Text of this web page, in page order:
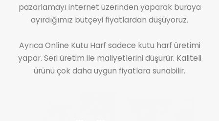
pazarlamayı internet üzerinden yaparak buraya
ayırdığımız bütçeyi fiyatlardan düşüyoruz.
Ayrıca Online Kutu Harf sadece kutu harf üretimi
yapar. Seri üretim ile maliyetlerini düşürür. Kaliteli
ürünü çok daha uygun fiyatlara sunabilir.